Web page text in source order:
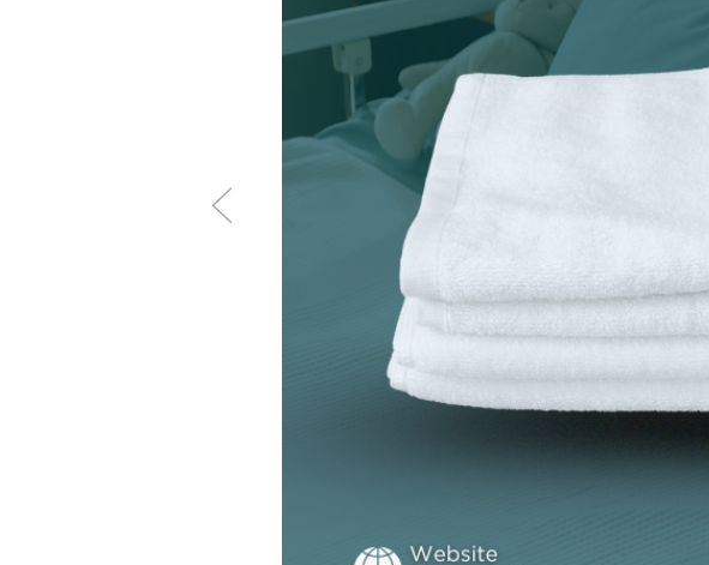
BÁO GIÁ ĐỒ VẢI BỆNH VIỆN - Y TẾ[/caption]
Đặc Điểm Nổi Bật Của Áo Gối Bệnh Viện Chăn
Chăn Ra Thanh Thủy cam kết cung cấp các
Nhăn Bệnh Viện nổi bật với những ưu điểm:
Chất liệu cao cấp: Được làm từ 100%
tối đa nguy cơ gây dị ứng.
Thiết kế chống nhăn: Công nghệ dệt đặc
kiệm thời gian và công sức trong công tác
Màu trắng tinh khiết với sọc dệt: Gam màu
dệt tinh tế tạo điểm nhấn sang trọng và
An toàn và kháng khuẩn: Sản phẩm đã